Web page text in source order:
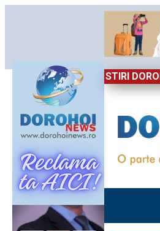
STIRI
– trei zile dedicate